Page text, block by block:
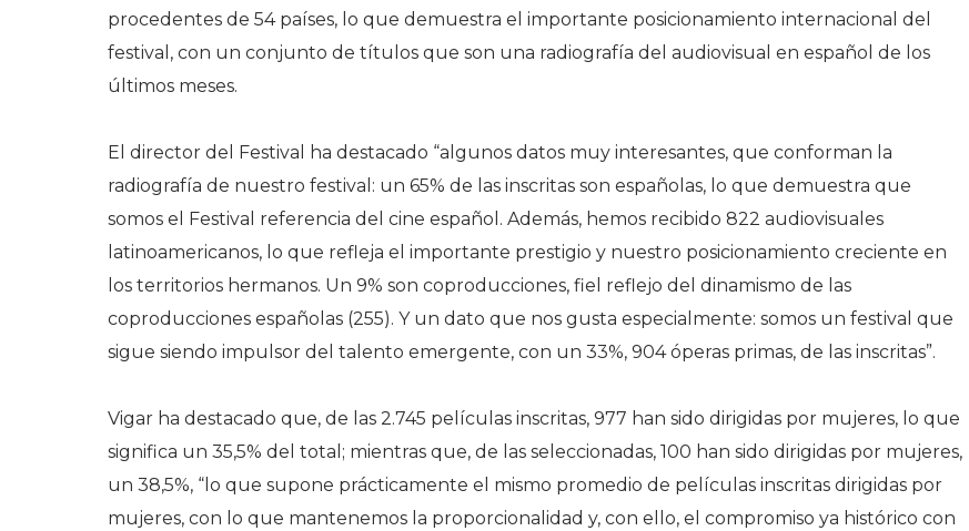
procedentes de 54 países, lo que demuestra el importante posicionamiento internacional del
festival, con un conjunto de títulos que son una radiografía del audiovisual en español de los
últimos meses.
El director del Festival ha destacado “algunos datos muy interesantes, que conforman la
radiografía de nuestro festival: un 65% de las inscritas son españolas, lo que demuestra que
somos el Festival referencia del cine español. Además, hemos recibido 822 audiovisuales
latinoamericanos, lo que refleja el importante prestigio y nuestro posicionamiento creciente en
los territorios hermanos. Un 9% son coproducciones, fiel reflejo del dinamismo de las
coproducciones españolas (255). Y un dato que nos gusta especialmente: somos un festival que
sigue siendo impulsor del talento emergente, con un 33%, 904 óperas primas, de las inscritas”.
Vigar ha destacado que, de las 2.745 películas inscritas, 977 han sido dirigidas por mujeres, lo que
significa un 35,5% del total; mientras que, de las seleccionadas, 100 han sido dirigidas por mujeres,
un 38,5%, “lo que supone prácticamente el mismo promedio de películas inscritas dirigidas por
mujeres, con lo que mantenemos la proporcionalidad y, con ello, el compromiso ya histórico con